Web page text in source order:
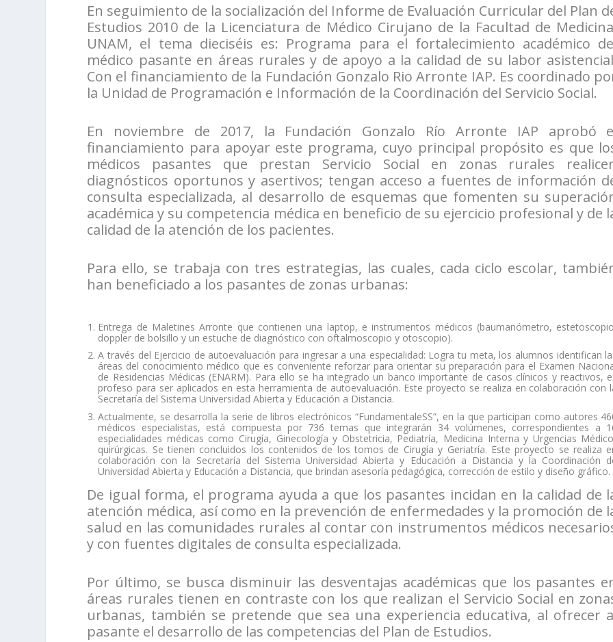
En seguimiento de la socialización del Informe de Evaluación Curricular del Plan
Estudios 2010 de la Licenciatura de Médico Cirujano de la Facultad de
UNAM, el tema dieciséis es: Programa para el fortalecimiento académico
médico pasante en áreas rurales y de apoyo a la calidad de su labor
Con el financiamiento de la Fundación Gonzalo Rio Arronte IAP. Es coordinado
la Unidad de Programación e Información de la Coordinación del Servicio Social.
En noviembre de 2017, la Fundación Gonzalo Río Arronte IAP aprobó
financiamiento para apoyar este programa, cuyo principal propósito es que
médicos pasantes que prestan Servicio Social en zonas rurales
diagnósticos oportunos y asertivos; tengan acceso a fuentes de información
consulta especializada, al desarrollo de esquemas que fomenten su
académica y su competencia médica en beneficio de su ejercicio profesional y de
calidad de la atención de los pacientes.
Para ello, se trabaja con tres estrategias, las cuales, cada ciclo escolar,
han beneficiado a los pasantes de zonas urbanas:
Entrega de Maletines Arronte que contienen una laptop, e instrumentos médicos (baumanómetro,
doppler de bolsillo y un estuche de diagnóstico con oftalmoscopio y otoscopio).
A través del Ejercicio de autoevaluación para ingresar a una especialidad: Logra tu meta, los alumnos identifican
áreas del conocimiento médico que es conveniente reforzar para orientar su preparación para el Examen
de Residencias Médicas (ENARM). Para ello se ha integrado un banco importante de casos clínicos y reactivos,
profeso para ser aplicados en esta herramienta de autoevaluación. Este proyecto se realiza en colaboración con
Secretaría del Sistema Universidad Abierta y Educación a Distancia.
Actualmente, se desarrolla la serie de libros electrónicos “FundamentaleSS”, en la que participan como autores
médicos especialistas, está compuesta por 736 temas que integrarán 34 volúmenes, correspondientes a
especialidades médicas como Cirugía, Ginecología y Obstetricia, Pediatría, Medicina Interna y Urgencias
quirúrgicas. Se tienen concluidos los contenidos de los tomos de Cirugía y Geriatría. Este proyecto se realiza
colaboración con la Secretaría del Sistema Universidad Abierta y Educación a Distancia y la Coordinación
Universidad Abierta y Educación a Distancia, que brindan asesoría pedagógica, corrección de estilo y diseño gráfico.
De igual forma, el programa ayuda a que los pasantes incidan en la calidad de
atención médica, así como en la prevención de enfermedades y la promoción de
salud en las comunidades rurales al contar con instrumentos médicos
y con fuentes digitales de consulta especializada.
Por último, se busca disminuir las desventajas académicas que los pasantes
áreas rurales tienen en contraste con los que realizan el Servicio Social en
urbanas, también se pretende que sea una experiencia educativa, al ofrecer
pasante el desarrollo de las competencias del Plan de Estudios.